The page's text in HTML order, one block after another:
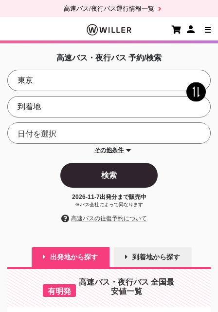
高速バス/夜行バス運行情報一覧
高速バス・夜行バス 予約/検索
その他条件
検索
2026-11-7出発分まで販売中
※バス会社によって異なります
高速バスの往復予約について
出発地から探す 到着地から探す
有明発
高速バス・夜行バス 全国最
安値一覧